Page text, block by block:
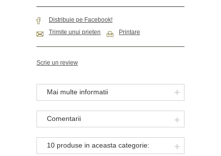
Distribuie pe Facebook!
Trimite unui prieten
Printare
Scrie un review
Mai multe informatii
Comentarii
10 produse in aceasta categorie: